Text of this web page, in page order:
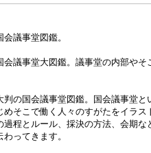
議事堂図鑑。
議事堂大図鑑。議事堂の内部や
の国会議事堂図鑑。国会議事堂
そこで働く人々のすがたをイラ
程とルール、採決の方法、会期
ってきます。